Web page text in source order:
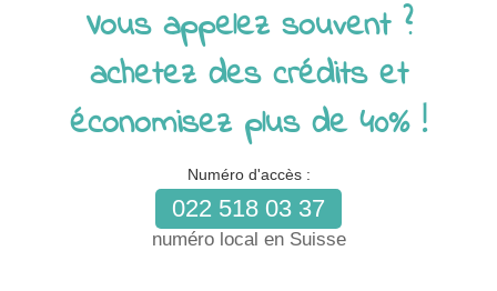
Vous appelez souvent ?
achetez des crédits et
économisez plus de 40% !
Numéro d'accès :
022 518 03 37
numéro local en Suisse